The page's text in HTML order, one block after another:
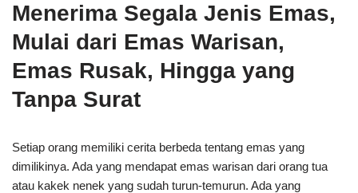
Menerima Segala Jenis Emas,
Mulai dari Emas Warisan,
Emas Rusak, Hingga yang
Tanpa Surat
Setiap orang memiliki cerita berbeda tentang emas yang
dimilikinya. Ada yang mendapat emas warisan dari orang tua
atau kakek nenek yang sudah turun-temurun. Ada yang